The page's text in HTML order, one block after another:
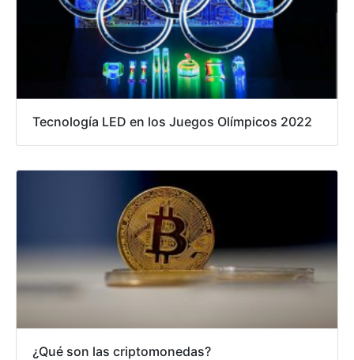
Tecnología LED en los Juegos Olímpicos 2022
¿Qué son las criptomonedas?